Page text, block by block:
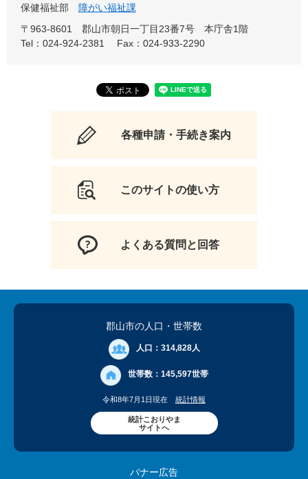
保健福祉部
障がい福祉課
〒963-8601
郡山市朝日一丁目23番7号 本庁舎1階
Tel：024-924-2381
Fax：024-933-2290
各種申請・手続き案内
このサイトの使い方
よくある質問と回答
郡山市の人口 ・世帯数
人口： 314,828人
世帯数： 145,597世帯
令和8年7月1日現在 統計情報
統計こおりやま
サイトへ
バナー広告